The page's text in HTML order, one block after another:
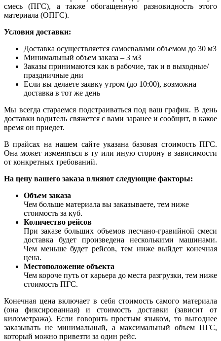
смесь (ПГС), а также обогащенную разновидность этого
материала (ОПГС).
Условия доставки:
Доставка осуществляется самосвалами объемом до 30 м3
Минимальный объем заказа – 3 м3
Заказы принимаются как в рабочие, так и в выходные/
праздничные дни
Если вы делаете заявку утром (до 10:00), возможна
доставка в тот же день
Мы всегда стараемся подстраиваться под ваш график. В день
доставки водитель свяжется с вами заранее и сообщит, в какое
время он приедет.
В прайсах на нашем сайте указана базовая стоимость ПГС.
Она может изменяться в ту или иную сторону в зависимости
от конкретных требований.
На цену вашего заказа влияют следующие факторы:
Объем заказа
Чем больше материала вы заказываете, тем ниже
стоимость за куб.
Количество рейсов
При заказе больших объемов песчано-гравийной смеси
доставка будет произведена несколькими машинами.
Чем меньше будет рейсов, тем ниже выйдет конечная
цена.
Местоположение объекта
Чем короче путь от карьера до места разгрузки, тем ниже
стоимость ПГС.
Конечная цена включает в себя стоимость самого материала
(она фиксированная) и стоимость доставки (зависит от
километража). Если говорить простым языком, то выгоднее
заказывать не минимальный, а максимальный объем ПГС,
который можно привезти за один рейс.